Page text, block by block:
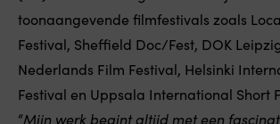
toonaangevende filmfestivals zoals
Festival, Sheffield Doc/Fest, DOK
Nederlands Film Festival, Helsinki
Festival en Uppsala International Short
“Mijn werk begint altijd met een